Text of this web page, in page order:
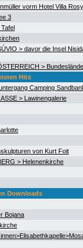
vorm Hotel Villa Rosy
3
> davor die Insel
>
Hits
Camping
> Lawinengalerie
von Kurt Foit
> Helenenkirche
Downloads
Bojana